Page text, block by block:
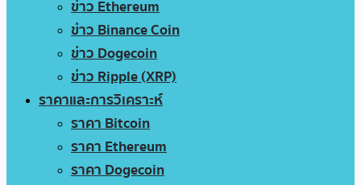
ข่าว Ethereum
ข่าว Binance Coin
ข่าว Dogecoin
ข่าว Ripple (XRP)
ราคาและการวิเคราะห์
ราคา Bitcoin
ราคา Ethereum
ราคา Dogecoin